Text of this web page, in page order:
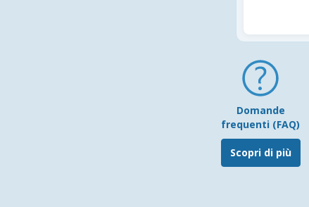
Domande
frequenti (FAQ)
Scopri di più